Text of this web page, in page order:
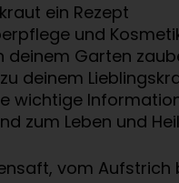
ein Rezept
und
Garten
deinem
wichtige
zum Leben und
vom Aufstrich